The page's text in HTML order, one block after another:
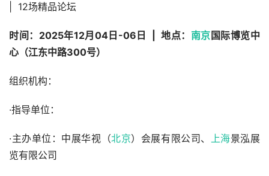
|  12场精品论坛
时间：2025年12月04日-06日  |  地点： 南京 国际博览中
心（江东中路300号）
组织机构：
·指导单位：
·主办单位：中展华视（北京）会展有限公司、 上海景泓展
览有限公司